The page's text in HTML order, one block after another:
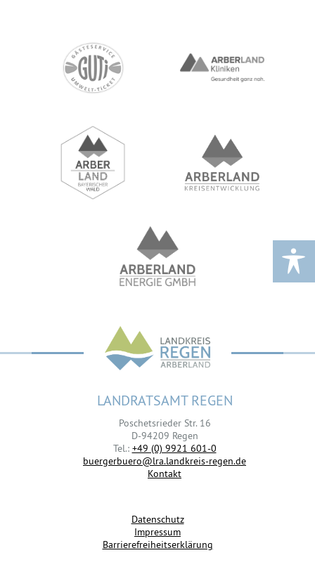
LANDRATSAMT REGEN
Poschetsrieder Str. 16
D-94209 Regen
Tel.: +49 (0) 9921 601-0
buergerbuero@lra.landkreis-regen.de
Kontakt
Datenschutz
Impressum
Barrierefreiheitserklärung